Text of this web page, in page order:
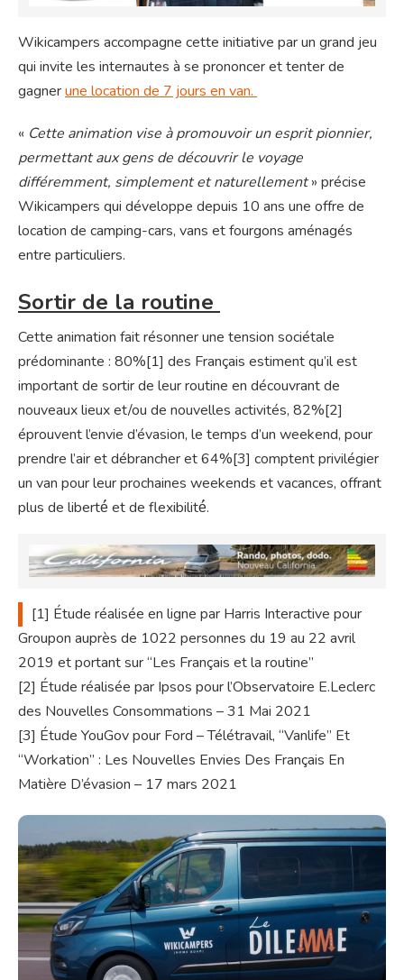
Wikicampers accompagne cette initiative par un grand jeu
qui invite les internautes à se prononcer et tenter de
gagnerune location de 7 jours en van.
« Cette animation vise à promouvoir un esprit pionnier,
permettant aux gens de découvrir le voyage
différemment, simplement et naturellement» précise
Wikicampers qui développe depuis 10 ans une offre de
location de camping-cars, vans et fourgons aménagés
entre particuliers.
Sortir de la routine
Cette animation fait résonner une tension sociétale
prédominante : 80%[1] des Français estiment qu’il est
important de sortir de leur routine en découvrant de
nouveaux lieux et/ou de nouvelles activités, 82%[2]
éprouvent l’envie d’évasion, le temps d’un weekend, pour
prendre l’air et débrancher et 64%[3] comptent privilégier
un van pour leur prochaines weekends et vacances, offrant
plus de liberté́ et de flexibilité́.
[1] Étude réalisée en ligne par Harris Interactive pour
Groupon auprès de 1022 personnes du 19 au 22 avril
2019 et portant sur “Les Français et la routine”
[2] Étude réalisée par Ipsos pour l’Observatoire E.Leclerc
des Nouvelles Consommations – 31 Mai 2021
[3] Étude YouGov pour Ford – Télétravail, “Vanlife” Et
“Workation” : Les Nouvelles Envies Des Français En
Matière D’évasion – 17 mars 2021